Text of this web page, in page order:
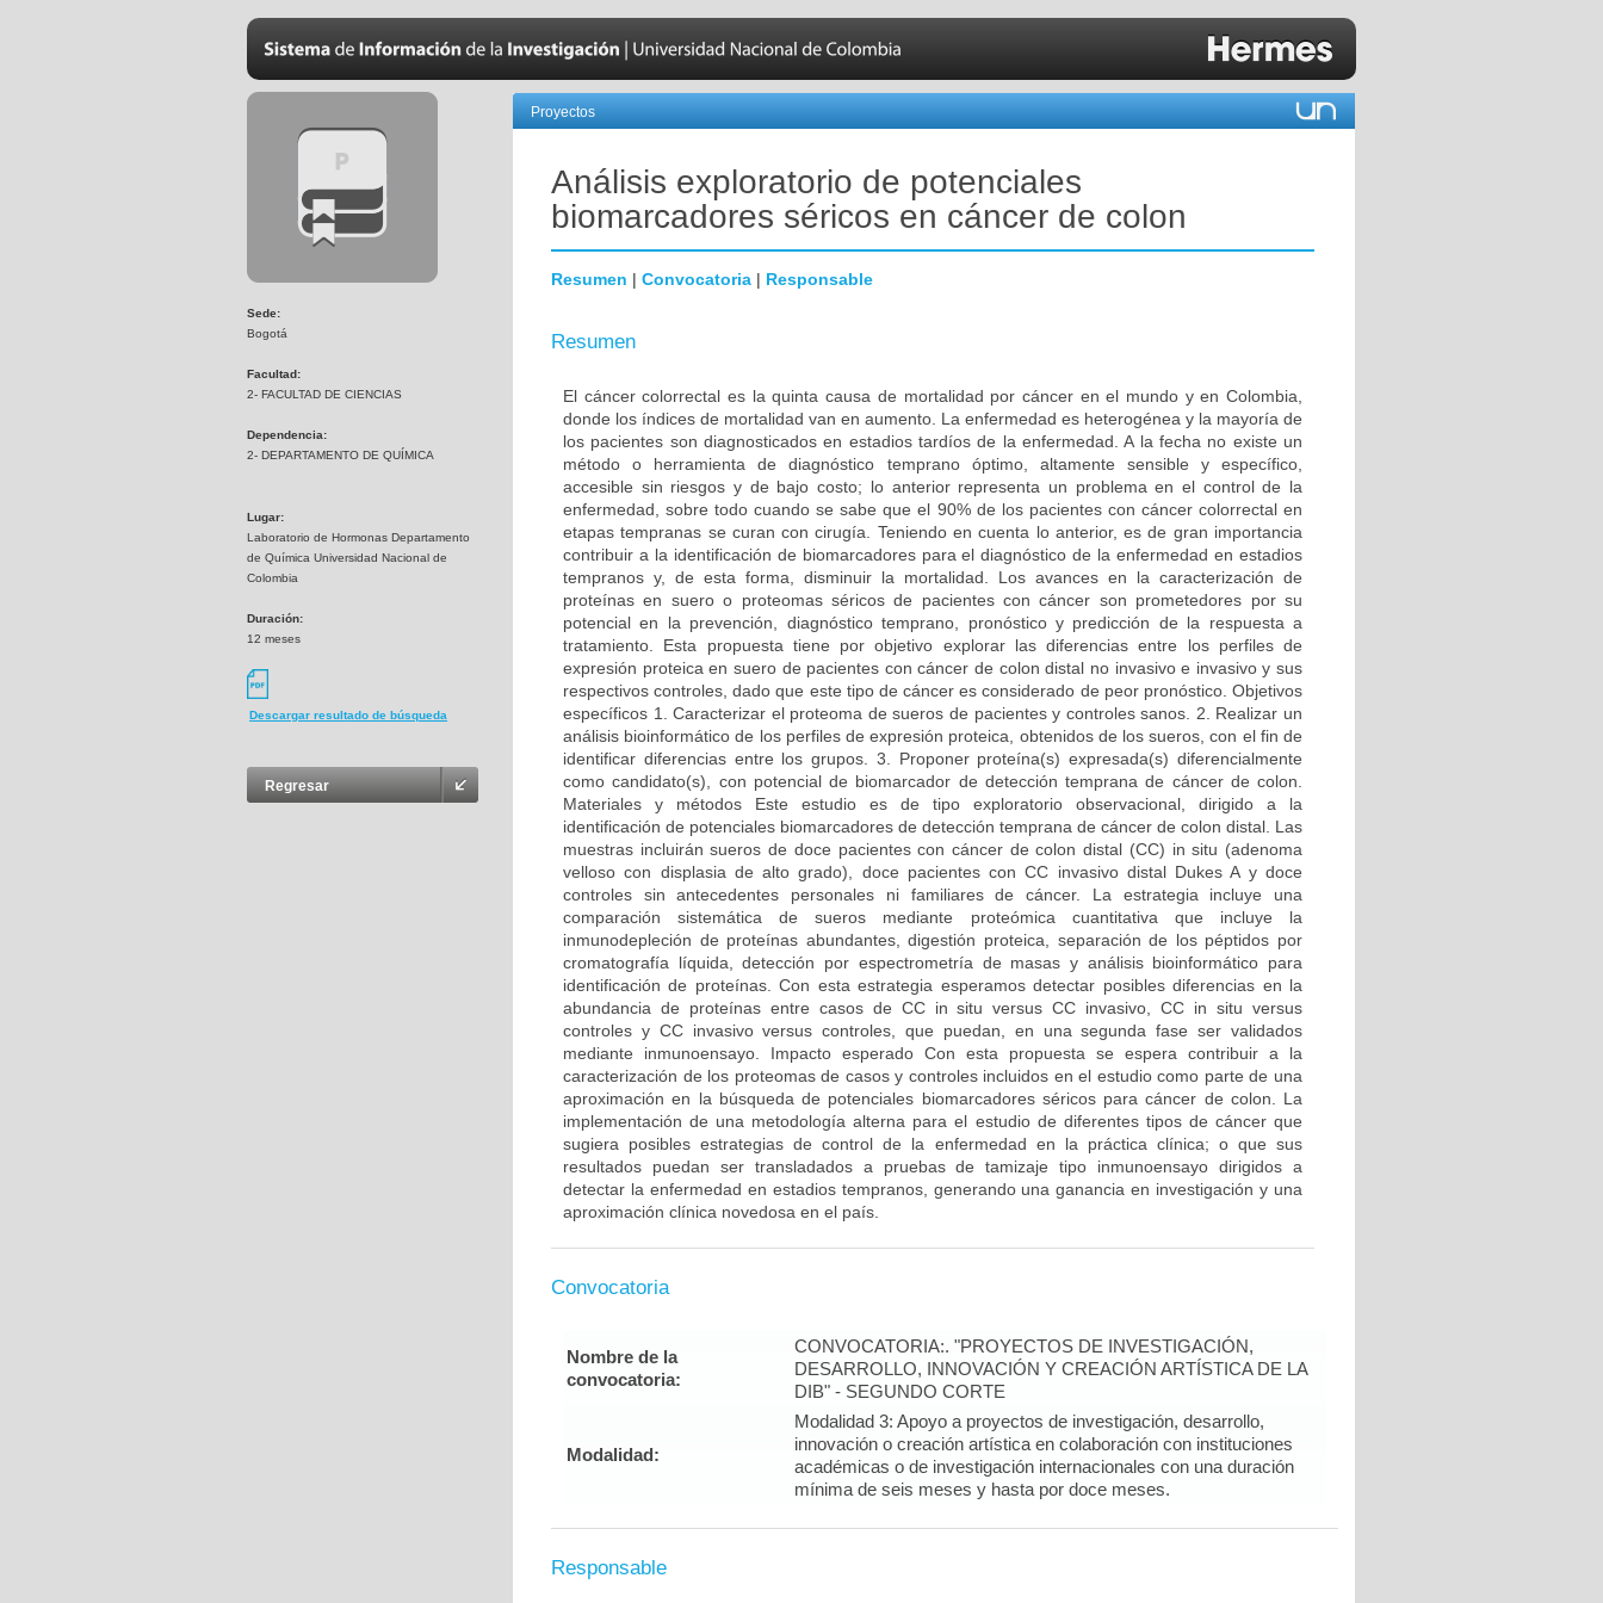
Sede:
Bogotá
Facultad:
2- FACULTAD DE CIENCIAS
Dependencia:
2- DEPARTAMENTO DE QUÍMICA
Lugar:
Laboratorio de Hormonas Departamento
de Química Universidad Nacional de
Colombia
Duración:
12 meses
Descargar resultado de búsqueda
Regresar
Proyectos
Análisis exploratorio de potenciales
biomarcadores séricos en cáncer de colon
Resumen | Convocatoria | Responsable
Resumen
El cáncer colorrectal es la quinta causa de mortalidad por cáncer en el mundo y en Colombia,
donde los índices de mortalidad van en aumento. La enfermedad es heterogénea y la mayoría de
los pacientes son diagnosticados en estadios tardíos de la enfermedad. A la fecha no existe un
método o herramienta de diagnóstico temprano óptimo, altamente sensible y específico,
accesible sin riesgos y de bajo costo; lo anterior representa un problema en el control de la
enfermedad, sobre todo cuando se sabe que el 90% de los pacientes con cáncer colorrectal en
etapas tempranas se curan con cirugía. Teniendo en cuenta lo anterior, es de gran importancia
contribuir a la identificación de biomarcadores para el diagnóstico de la enfermedad en estadios
tempranos y, de esta forma, disminuir la mortalidad. Los avances en la caracterización de
proteínas en suero o proteomas séricos de pacientes con cáncer son prometedores por su
potencial en la prevención, diagnóstico temprano, pronóstico y predicción de la respuesta a
tratamiento. Esta propuesta tiene por objetivo explorar las diferencias entre los perfiles de
expresión proteica en suero de pacientes con cáncer de colon distal no invasivo e invasivo y sus
respectivos controles, dado que este tipo de cáncer es considerado de peor pronóstico. Objetivos
específicos 1. Caracterizar el proteoma de sueros de pacientes y controles sanos. 2. Realizar un
análisis bioinformático de los perfiles de expresión proteica, obtenidos de los sueros, con el fin de
identificar diferencias entre los grupos. 3. Proponer proteína(s) expresada(s) diferencialmente
como candidato(s), con potencial de biomarcador de detección temprana de cáncer de colon.
Materiales y métodos Este estudio es de tipo exploratorio observacional, dirigido a la
identificación de potenciales biomarcadores de detección temprana de cáncer de colon distal. Las
muestras incluirán sueros de doce pacientes con cáncer de colon distal (CC) in situ (adenoma
velloso con displasia de alto grado), doce pacientes con CC invasivo distal Dukes A y doce
controles sin antecedentes personales ni familiares de cáncer. La estrategia incluye una
comparación sistemática de sueros mediante proteómica cuantitativa que incluye la
inmunodepleción de proteínas abundantes, digestión proteica, separación de los péptidos por
cromatografía líquida, detección por espectrometría de masas y análisis bioinformático para
identificación de proteínas. Con esta estrategia esperamos detectar posibles diferencias en la
abundancia de proteínas entre casos de CC in situ versus CC invasivo, CC in situ versus
controles y CC invasivo versus controles, que puedan, en una segunda fase ser validados
mediante inmunoensayo. Impacto esperado Con esta propuesta se espera contribuir a la
caracterización de los proteomas de casos y controles incluidos en el estudio como parte de una
aproximación en la búsqueda de potenciales biomarcadores séricos para cáncer de colon. La
implementación de una metodología alterna para el estudio de diferentes tipos de cáncer que
sugiera posibles estrategias de control de la enfermedad en la práctica clínica; o que sus
resultados puedan ser transladados a pruebas de tamizaje tipo inmunoensayo dirigidos a
detectar la enfermedad en estadios tempranos, generando una ganancia en investigación y una
aproximación clínica novedosa en el país.
Convocatoria
Nombre de la
convocatoria:
CONVOCATORIA:. "PROYECTOS DE INVESTIGACIÓN,
DESARROLLO, INNOVACIÓN Y CREACIÓN ARTÍSTICA DE LA
DIB" - SEGUNDO CORTE
Modalidad:
Modalidad 3: Apoyo a proyectos de investigación, desarrollo,
innovación o creación artística en colaboración con instituciones
académicas o de investigación internacionales con una duración
mínima de seis meses y hasta por doce meses.
Responsable